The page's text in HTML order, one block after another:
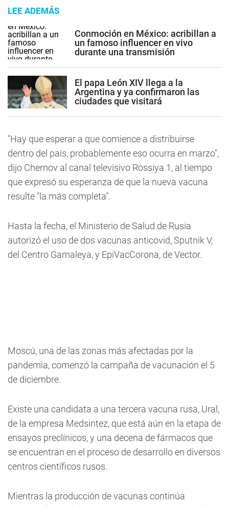
LEE ADEMÁS
Conmoción en México: acribillan a
un famoso influencer en vivo
durante una transmisión
El papa León XIV llega a la
Argentina y ya confirmaron las
ciudades que visitará
"Hay que esperar a que comience a distribuirse
dentro del país, probablemente eso ocurra en marzo",
dijo Chernov al canal televisivo Rossiya 1, al tiempo
que expresó su esperanza de que la nueva vacuna
resulte "la más completa".
Hasta la fecha, el Ministerio de Salud de Rusia
autorizó el uso de dos vacunas anticovid, Sputnik V,
del Centro Gamaleya, y EpiVacCorona, de Vector.
Moscú, una de las zonas más afectadas por la
pandemia, comenzó la campaña de vacunación el 5
de diciembre.
Existe una candidata a una tercera vacuna rusa, Ural,
de la empresa Medsintez, que está aún en la etapa de
ensayos preclínicos, y una decena de fármacos que
se encuentran en el proceso de desarrollo en diversos
centros científicos rusos.
Mientras la producción de vacunas continúa